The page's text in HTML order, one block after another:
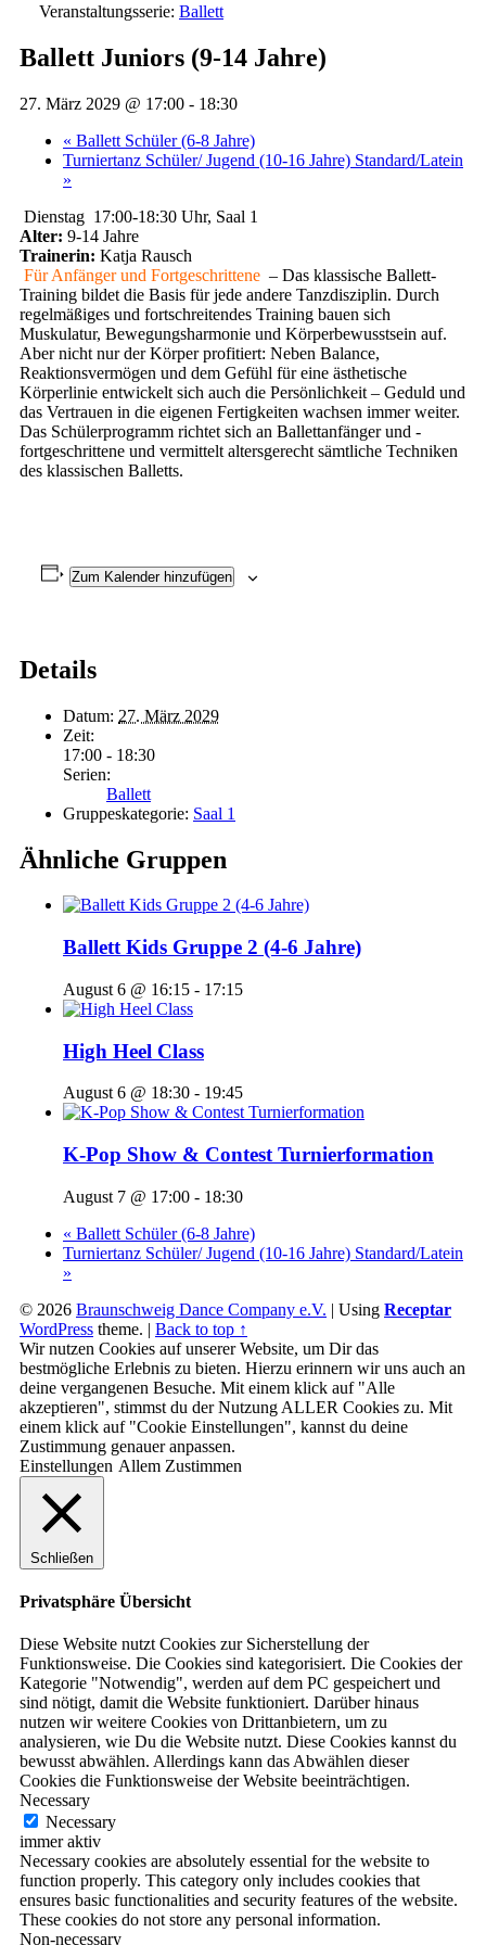
Veranstaltungsserie: Ballett
Ballett Juniors (9-14 Jahre)
27. März 2029 @ 17:00 - 18:30
« Ballett Schüler (6-8 Jahre)
Turniertanz Schüler/ Jugend (10-16 Jahre) Standard/Latein
»
Dienstag 17:00-18:30 Uhr, Saal 1
Alter: 9-14 Jahre
Trainerin: Katja Rausch
Für Anfänger und Fortgeschrittene – Das klassische Ballett-
Training bildet die Basis für jede andere Tanzdisziplin. Durch
regelmäßiges und fortschreitendes Training bauen sich
Muskulatur, Bewegungsharmonie und Körperbewusstsein auf.
Aber nicht nur der Körper profitiert: Neben Balance,
Reaktionsvermögen und dem Gefühl für eine ästhetische
Körperlinie entwickelt sich auch die Persönlichkeit – Geduld und
das Vertrauen in die eigenen Fertigkeiten wachsen immer weiter.
Das Schülerprogramm richtet sich an Ballettanfänger und -
fortgeschrittene und vermittelt altersgerecht sämtliche Techniken
des klassischen Balletts.
Zum Kalender hinzufügen
Details
Datum: 27. März 2029
Zeit:
17:00 - 18:30
Serien:
Ballett
Gruppeskategorie: Saal 1
Ähnliche Gruppen
Ballett Kids Gruppe 2 (4-6 Jahre)
August 6 @ 16:15 - 17:15
High Heel Class
August 6 @ 18:30 - 19:45
K-Pop Show & Contest Turnierformation
August 7 @ 17:00 - 18:30
« Ballett Schüler (6-8 Jahre)
Turniertanz Schüler/ Jugend (10-16 Jahre) Standard/Latein
»
© 2026 Braunschweig Dance Company e.V. | Using Receptar
WordPress theme. | Back to top ↑
Wir nutzen Cookies auf unserer Website, um Dir das
bestmögliche Erlebnis zu bieten. Hierzu erinnern wir uns auch an
deine vergangenen Besuche. Mit einem klick auf "Alle
akzeptieren", stimmst du der Nutzung ALLER Cookies zu. Mit
einem klick auf "Cookie Einstellungen", kannst du deine
Zustimmung genauer anpassen.
Einstellungen Allem Zustimmen
Schließen
Privatsphäre Übersicht
Diese Website nutzt Cookies zur Sicherstellung der
Funktionsweise. Die Cookies sind kategorisiert. Die Cookies der
Kategorie "Notwendig", werden auf dem PC gespeichert und
sind nötigt, damit die Website funktioniert. Darüber hinaus
nutzen wir weitere Cookies von Drittanbietern, um zu
analysieren, wie Du die Website nutzt. Diese Cookies kannst du
bewusst abwählen. Allerdings kann das Abwählen dieser
Cookies die Funktionsweise der Website beeinträchtigen.
Necessary
Necessary
immer aktiv
Necessary cookies are absolutely essential for the website to
function properly. This category only includes cookies that
ensures basic functionalities and security features of the website.
These cookies do not store any personal information.
Non-necessary